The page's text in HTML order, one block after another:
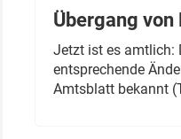
Übergang
Jetzt ist es amtlich:
entsprechende
Amtsblatt bekannt